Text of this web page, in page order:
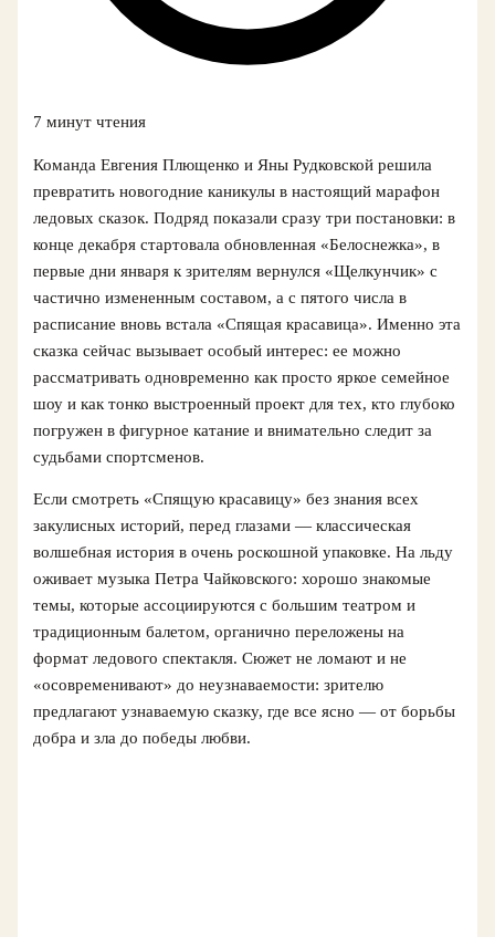
7 минут чтения
Команда Евгения Плющенко и Яны Рудковской решила
превратить новогодние каникулы в настоящий марафон
ледовых сказок. Подряд показали сразу три постановки: в
конце декабря стартовала обновленная «Белоснежка», в
первые дни января к зрителям вернулся «Щелкунчик» с
частично измененным составом, а с пятого числа в
расписание вновь встала «Спящая красавица». Именно эта
сказка сейчас вызывает особый интерес: ее можно
рассматривать одновременно как просто яркое семейное
шоу и как тонко выстроенный проект для тех, кто глубоко
погружен в фигурное катание и внимательно следит за
судьбами спортсменов.
Если смотреть «Спящую красавицу» без знания всех
закулисных историй, перед глазами — классическая
волшебная история в очень роскошной упаковке. На льду
оживает музыка Петра Чайковского: хорошо знакомые
темы, которые ассоциируются с большим театром и
традиционным балетом, органично переложены на
формат ледового спектакля. Сюжет не ломают и не
«осовременивают» до неузнаваемости: зрителю
предлагают узнаваемую сказку, где все ясно — от борьбы
добра и зла до победы любви.